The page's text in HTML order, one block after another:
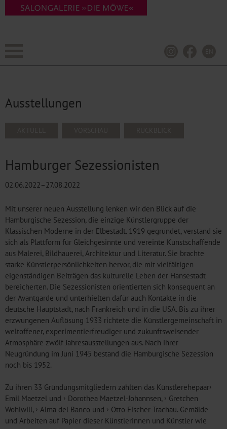
Ausstellungen
Hamburger Sezessionisten
02.06.2022–27.08.2022
Mit unserer neuen Ausstellung lenken wir den Blick auf die
Hamburgische Sezession, die einzige Künstlergruppe der
Klassischen Moderne in der Elbestadt. 1919 gegründet, verstand sie
sich als Plattform für Gleichgesinnte und vereinte Kunstschaffende
aus Malerei, Bildhauerei, Architektur und Literatur. Sie brachte
starke Künstlerpersönlichkeiten hervor, die mit vielfältigen
eigenständigen Beiträgen das kulturelle Leben der Hansestadt
bereicherten. Die Sezessionisten orientierten sich konsequent an
der Avantgarde und unterhielten dafür auch Kontakte in die
deutsche Hauptstadt, nach Frankreich und in die USA. Bis zu ihrer
erzwungenen Auflösung 1933 richtete die Künstlergemeinschaft in
weltoffener, experimentierfreudiger und zukunftsweisender
Atmosphäre zwölf Jahresausstellungen aus. Nach ihrer
Neugründung im Juni 1945 bestand die Hamburgische Sezession
noch bis 1952.
Zu ihren 33 Gründungsmitgliedern zählten das Künstlerehepaar
Emil Maetzel und Dorothea Maetzel-Johannsen,
Gretchen
Wohlwill, Alma del Banco und Otto Fischer-Trachau. Gemälde
und Arbeiten auf Papier dieser Künstlerinnen und Künstler wie